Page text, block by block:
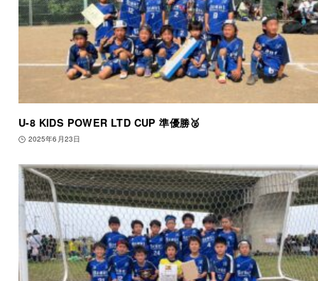
U-8 KIDS POWER LTD CUP 準優勝🥈
2025年6月23日